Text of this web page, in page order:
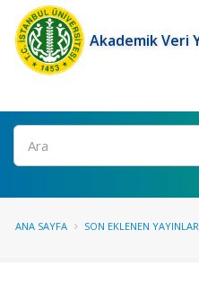
Akademik Veri
Ara
ANA SAYFA SON EKLENEN YAYINLAR